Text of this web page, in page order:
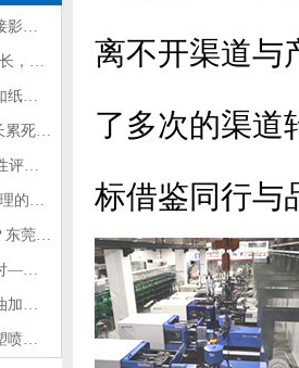
车间主任管理水平将直接影响东莞注塑件
东莞UV喷油厂的生产厂长，到底在给工
东莞喷油加工厂利润薄如纸？这四项基本
80%的东莞注塑喷油厂长累死累活，利
定量考核盯紧QCD，定性评价看好配合
东莞UV喷油工厂品质经理的四项核心管
“钱没少发，人却跑了”？东莞注塑喷油
稳良率、降损耗、保交付——东莞这家U
零库存在东莞全自动喷油加工厂不可行的
交付是硬实力：东莞注塑喷油厂如何用齐
离不开渠道与
了多次的渠道
标借鉴同行与